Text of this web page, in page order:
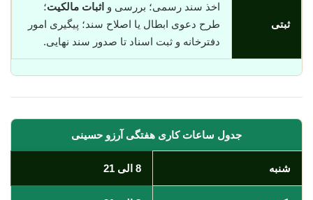
ثبتی
اخذ سند رسمی؛ بررسی و اثبات مالکیت؛
طرح دعوی ابطال یا اصلاح سند؛ پیگیری امور
دفترخانه و ثبت اسناد تا صدور سند نهایی.
جدول ساعات کاری هفتگی آرزو حسینی
شنبه 8 الی 21